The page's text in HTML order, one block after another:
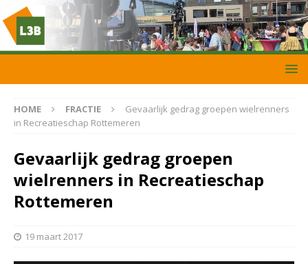
HOME FRACTIE
Gevaarlijk gedrag groepen wielrenners
in Recreatieschap Rottemeren
Gevaarlijk gedrag groepen
wielrenners in Recreatieschap
Rottemeren
19 maart 2017